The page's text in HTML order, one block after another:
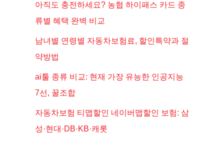
아직도 충전하세요? 농협 하이패스 카드 종
류별 혜택 완벽 비교
남녀별 연령별 자동차보험료, 할인특약과 절
약방법
ai툴 종류 비교: 현재 가장 유능한 인공지능
7선, 꿀조합
자동차보험 티맵할인 네이버맵할인 보험: 삼
성·현대·DB·KB·캐롯